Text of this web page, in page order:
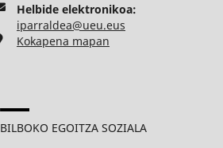
Helbide elektronikoa:
iparraldea@ueu.eus
Kokapena mapan
BILBOKO EGOITZA SOZIALA